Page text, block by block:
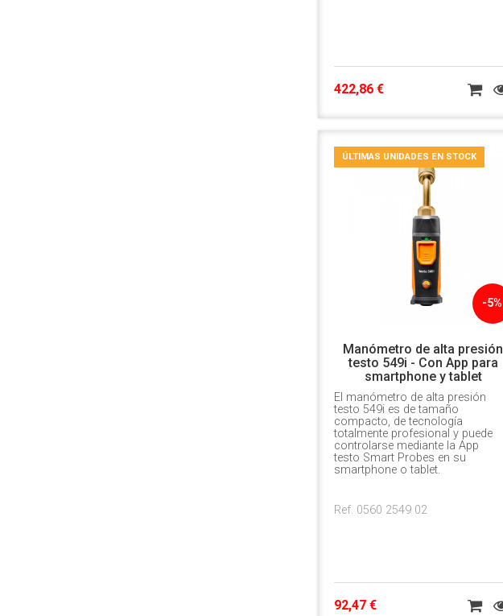
422,86 €
-5%
ÚLTIMAS UNIDADES EN STOCK
Manómetro de alta presión
testo 549i - Con App para
smartphone y tablet
El manómetro de alta presión
testo 549i es de tamaño
compacto, de tecnología
totalmente profesional y puede
controlarse mediante la App
testo Smart Probes en su
smartphone o tablet.
Ref. 0560 2549 02
92,47 €